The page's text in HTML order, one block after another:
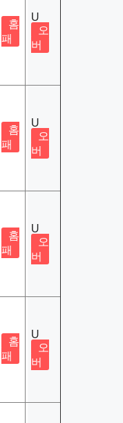
홈
패
U
오
버
홈
패
U
오
버
홈
패
U
오
버
홈
패
U
오
버